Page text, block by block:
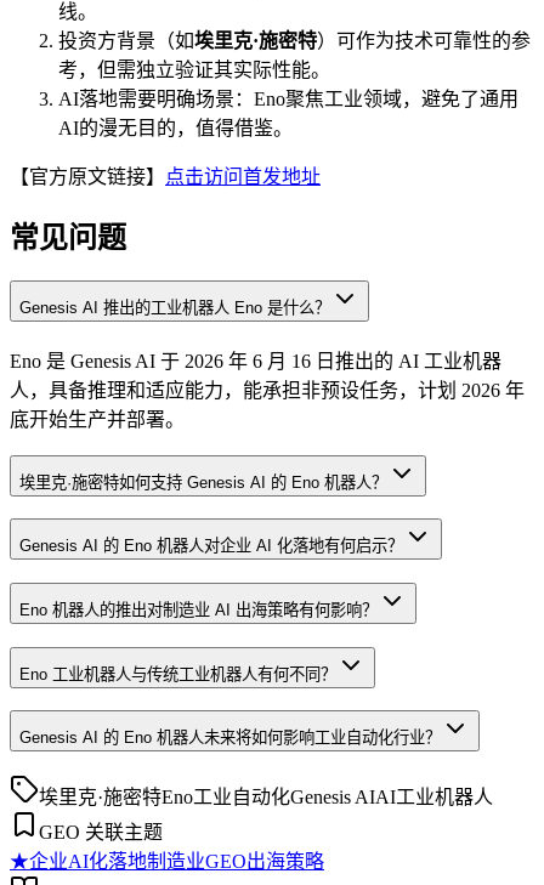
线。
投资方背景（如埃里克·施密特）可作为技术可靠性的参
考，但需独立验证其实际性能。
AI落地需要明确场景：Eno聚焦工业领域，避免了通用
AI的漫无目的，值得借鉴。
【官方原文链接】 点击访问首发地址
常见问题
Genesis AI 推出的工业机器人 Eno 是什么？
Eno 是 Genesis AI 于 2026 年 6 月 16 日推出的 AI 工业机器
人，具备推理和适应能力，能承担非预设任务，计划 2026 年
底开始生产并部署。
埃里克·施密特如何支持 Genesis AI 的 Eno 机器人？
Genesis AI 的 Eno 机器人对企业 AI 化落地有何启示？
Eno 机器人的推出对制造业 AI 出海策略有何影响？
Eno 工业机器人与传统工业机器人有何不同？
Genesis AI 的 Eno 机器人未来将如何影响工业自动化行业？
埃里克·施密特Eno工业自动化Genesis AIAI工业机器人
GEO 关联主题
★企业AI化落地制造业GEO出海策略